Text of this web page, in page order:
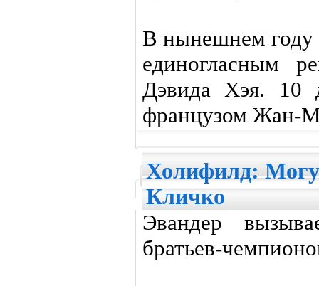
В нынешнем
единогласным
Дэвида Хэя. 10
французом Жан-
Холифилд: Могу
Кличко
Эвандер
братьев-